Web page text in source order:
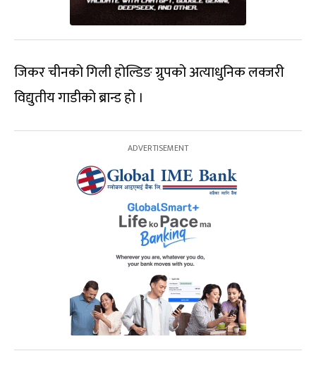
जिकर चीनको गिली होल्डिङ ग्रुपको अत्याधुनिक लक्जरी
विद्युतीय गाडीको ब्रान्ड हो ।